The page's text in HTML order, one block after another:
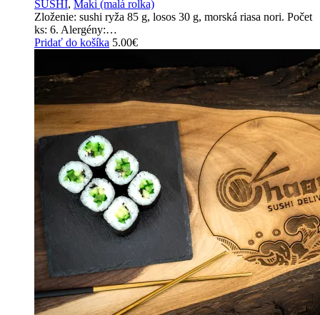
SUSHI, Maki (malá rolka)
Zloženie: sushi ryža 85 g, losos 30 g, morská riasa nori. Počet
ks: 6. Alergény:…
Pridať do košíka 5.00€